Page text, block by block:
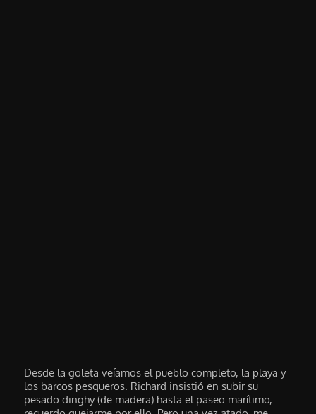
Desde la goleta veíamos el pueblo completo, la playa y
los barcos pesqueros. Richard insistió en subir su
pesado dinghy (de madera) hasta el paseo marítimo,